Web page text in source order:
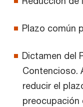
Plazo común
Dictamen del
Contencioso.
reducir el
preocupación